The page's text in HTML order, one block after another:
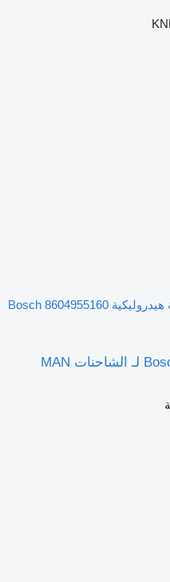
مضخة هيدروليكية Bosch 8604955160